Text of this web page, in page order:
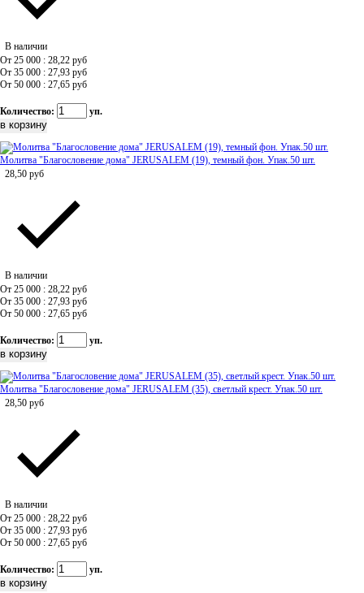
В наличии
От 25 000 : 28,22 руб
От 35 000 : 27,93 руб
От 50 000 : 27,65 руб
Количество: уп.
Молитва "Благословение дома" JERUSALEM (19), темный фон. Упак.50 шт.
28,50 руб
В наличии
От 25 000 : 28,22 руб
От 35 000 : 27,93 руб
От 50 000 : 27,65 руб
Количество: уп.
Молитва "Благословение дома" JERUSALEM (35), светлый крест. Упак.50 шт.
28,50 руб
В наличии
От 25 000 : 28,22 руб
От 35 000 : 27,93 руб
От 50 000 : 27,65 руб
Количество: уп.